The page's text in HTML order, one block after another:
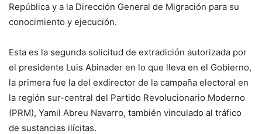
República y a la Dirección General de Migración para su
conocimiento y ejecución.
Esta es la segunda solicitud de extradición autorizada por
el presidente Luis Abinader en lo que lleva en el Gobierno,
la primera fue la del exdirector de la campaña electoral en
la región sur-central del Partido Revolucionario Moderno
(PRM), Yamil Abreu Navarro, también vinculado al tráfico
de sustancias ilícitas.